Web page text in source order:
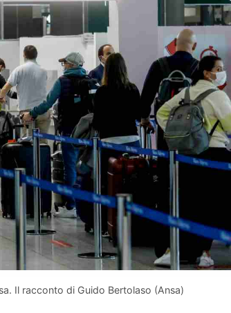
Il racconto di Guido Bertolaso (Ansa)